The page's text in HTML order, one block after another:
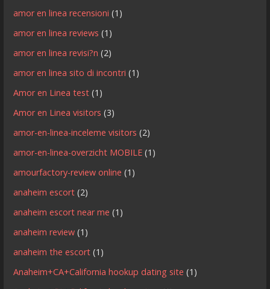
amor en linea recensioni (1)
amor en linea reviews (1)
amor en linea revisi?n (2)
amor en linea sito di incontri (1)
Amor en Linea test (1)
Amor en Linea visitors (3)
amor-en-linea-inceleme visitors (2)
amor-en-linea-overzicht MOBILE (1)
amourfactory-review online (1)
anaheim escort (2)
anaheim escort near me (1)
anaheim review (1)
anaheim the escort (1)
Anaheim+CA+California hookup dating site (1)